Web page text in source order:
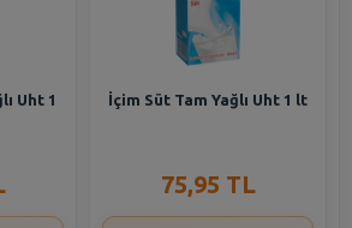
Uht 1
İçim Süt Tam Yağlı Uht 1 lt
75,95 TL